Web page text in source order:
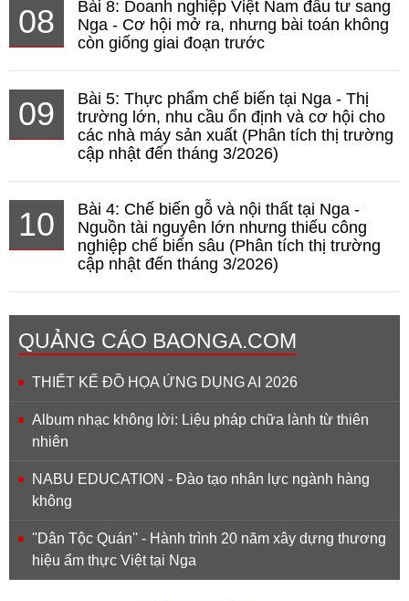
08
Bài 8: Doanh nghiệp Việt Nam đầu tư sang
Nga - Cơ hội mở ra, nhưng bài toán không
còn giống giai đoạn trước
09
Bài 5: Thực phẩm chế biến tại Nga - Thị
trường lớn, nhu cầu ổn định và cơ hội cho
các nhà máy sản xuất (Phân tích thị trường
cập nhật đến tháng 3/2026)
10
Bài 4: Chế biến gỗ và nội thất tại Nga -
Nguồn tài nguyên lớn nhưng thiếu công
nghiệp chế biến sâu (Phân tích thị trường
cập nhật đến tháng 3/2026)
QUẢNG CÁO BAONGA.COM
THIẾT KẾ ĐỒ HỌA ỨNG DỤNG AI 2026
Album nhạc không lời: Liệu pháp chữa lành từ thiên
nhiên
NABU EDUCATION - Đào tạo nhân lực ngành hàng
không
''Dân Tộc Quán'' - Hành trình 20 năm xây dựng thương
hiệu ẩm thực Việt tại Nga